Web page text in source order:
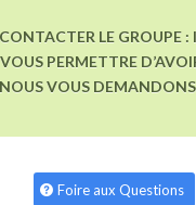
LE GROUPE
PERMETTRE
VOUS
Foire aux Questions